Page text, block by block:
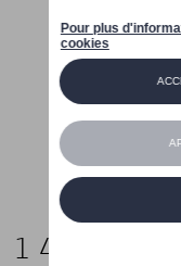
1 499,00 €